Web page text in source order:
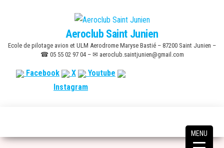
content
Aeroclub Saint Junien
Ecole de pilotage avion et ULM Aerodrome Maryse Bastié – 87200 Saint Junien –
☎ 05 55 02 97 04 – ✉ aeroclub.saintjunien@gmail.com
Facebook X
Youtube
Instagram
MENU